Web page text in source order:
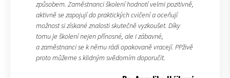
způsobem. Zaměstnanci školení hodnotí velmi pozitivně,
aktivně se zapojují do praktických cvičení a oceňují
možnost si získané znalosti skutečně vyzkoušet. Díky
tomu je školení nejen přínosné, ale i zábavné,
a zaměstnanci se k němu rádi opakovaně vracejí. PPživě
proto můžeme s klidným svědomím doporučit.